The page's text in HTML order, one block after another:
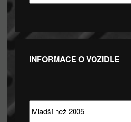
INFORMACE O VOZIDLE